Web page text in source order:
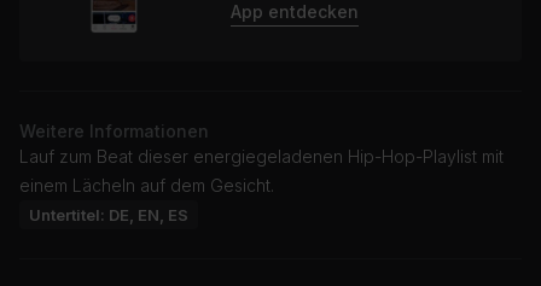
App entdecken
Weitere Informationen
Lauf zum Beat dieser energiegeladenen Hip-Hop-Playlist mit
einem Lächeln auf dem Gesicht.
Untertitel: DE, EN, ES